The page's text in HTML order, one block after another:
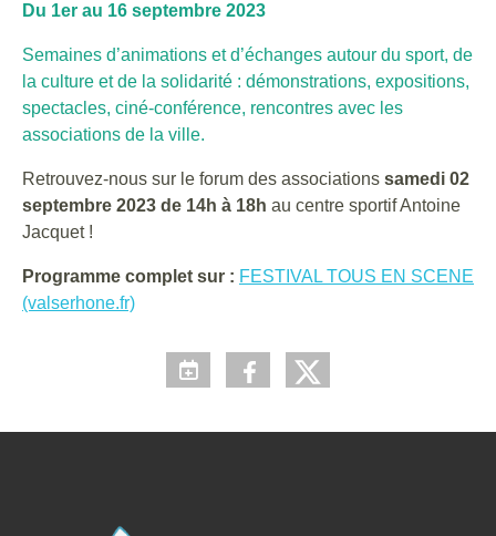
Du 1er au 16 septembre 2023
Semaines d’animations et d’échanges autour du sport, de
la culture et de la solidarité : démonstrations, expositions,
spectacles, ciné-conférence, rencontres avec les
associations de la ville.
Retrouvez-nous sur le forum des associations samedi 02
septembre 2023 de 14h à 18h au centre sportif Antoine
Jacquet !
Programme complet sur : FESTIVAL TOUS EN SCENE
(valserhone.fr)